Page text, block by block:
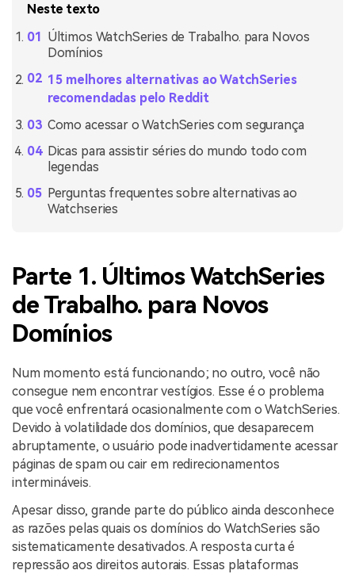
Neste texto
Últimos WatchSeries de Trabalho. para Novos
Domínios
15 melhores alternativas ao WatchSeries
recomendadas pelo Reddit
Como acessar o WatchSeries com segurança
Dicas para assistir séries do mundo todo com
legendas
Perguntas frequentes sobre alternativas ao
Watchseries
Parte 1. Últimos WatchSeries
de Trabalho. para Novos
Domínios
Num momento está funcionando; no outro, você não
consegue nem encontrar vestígios. Esse é o problema
que você enfrentará ocasionalmente com o WatchSeries.
Devido à volatilidade dos domínios, que desaparecem
abruptamente, o usuário pode inadvertidamente acessar
páginas de spam ou cair em redirecionamentos
intermináveis.
Apesar disso, grande parte do público ainda desconhece
as razões pelas quais os domínios do WatchSeries são
sistematicamente desativados. A resposta curta é
repressão aos direitos autorais. Essas plataformas